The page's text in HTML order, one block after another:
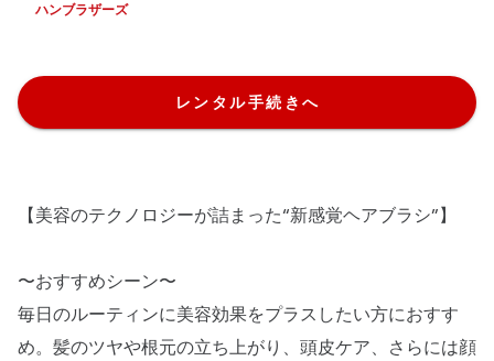
ハンブラザーズ
レンタル手続きへ
【美容のテクノロジーが詰まった“新感覚ヘアブラシ”】
〜おすすめシーン〜
毎日のルーティンに美容効果をプラスしたい方におすす
め。髪のツヤや根元の立ち上がり、頭皮ケア、さらには顔